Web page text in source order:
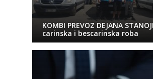
KOMBI PREVOZ DEJANA
carinska i bescarinska roba